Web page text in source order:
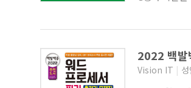
2022 백발
Vision IT |